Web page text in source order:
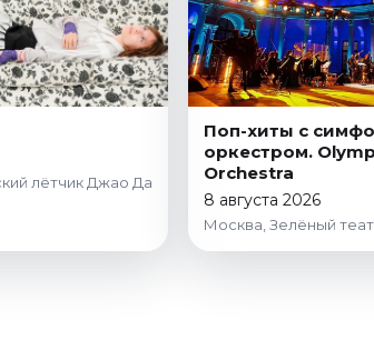
лётчик Джао Да
Поп-хиты с
оркестром.
Orchestra
8 августа 2026
Москва, Зелёный